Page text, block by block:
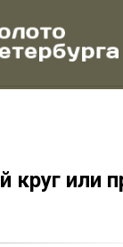
или